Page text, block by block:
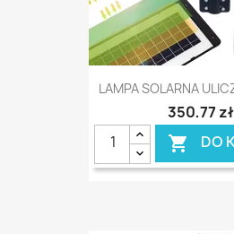
LAMPA SOLARNA
350,77 zł
 DO